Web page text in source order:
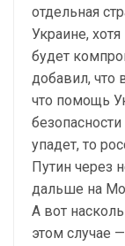
отдельная
Украине, хотя
будет
добавил, что
что помощь
упадет, то
Путин через
дальше на
А вот
этом случае